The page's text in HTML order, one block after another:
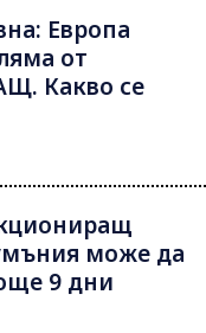
Европа
от
Какво се
може да
9 дни